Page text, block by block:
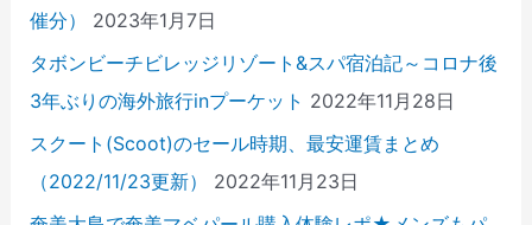
催分）
2023年1月7日
タボンビーチビレッジリゾート&スパ宿泊記～コロナ後
3年ぶりの海外旅行inプーケット 2022年11月28日
スクート(Scoot)のセール時期、最安運賃まとめ
（2022/11/23更新）
2022年11月23日